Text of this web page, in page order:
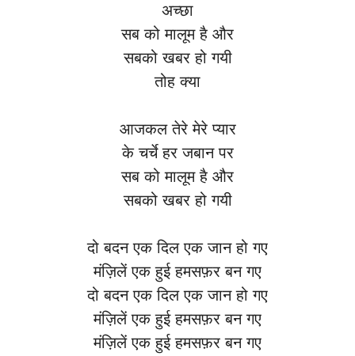
अच्छा
सब को मालूम है और
सबको खबर हो गयी
तोह क्या
आजकल तेरे मेरे प्यार
के चर्चे हर जबान पर
सब को मालूम है और
सबको खबर हो गयी
दो बदन एक दिल एक जान हो गए
मंज़िलें एक हुई हमसफ़र बन गए
दो बदन एक दिल एक जान हो गए
मंज़िलें एक हुई हमसफ़र बन गए
मंज़िलें एक हुई हमसफ़र बन गए